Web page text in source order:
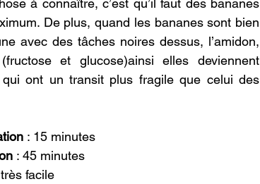
à connaître, c’est qu’il faut des bananes
De plus, quand les bananes sont bien
avec des tâches noires dessus, l’amidon,
et glucose)ainsi elles deviennent
ont un transit plus fragile que celui des
: 15 minutes
: 45 minutes
facile